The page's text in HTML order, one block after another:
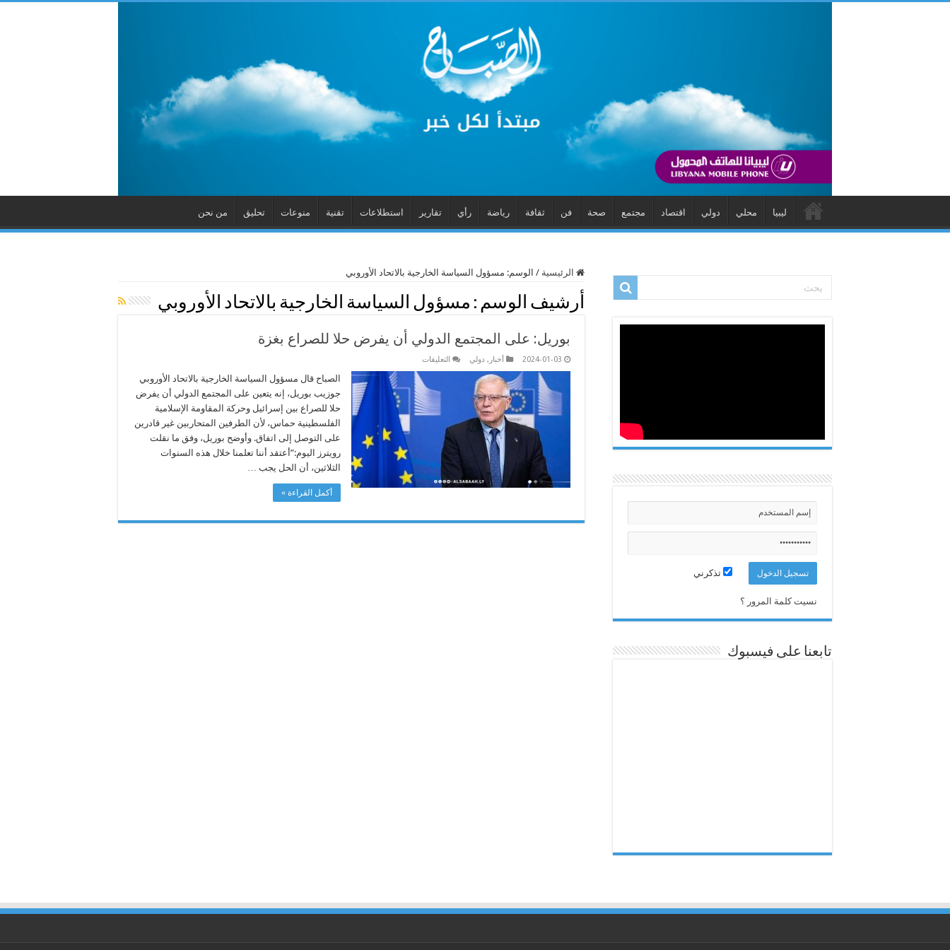
ليبيا محلي دولي اقتصاد مجتمع صحة فن ثقافة رياضة رأي تقارير استطلاعات تقنية منوعات تحليق من نحن
الرئيسية / الوسم: مسؤول السياسة الخارجية بالاتحاد الأوروبي
أرشيف الوسم : مسؤول السياسة الخارجية بالاتحاد الأوروبي
بوريل: على المجتمع الدولي أن يفرض حلا للصراع بغزة
2024-01-03 أخبار , دولي التعليقات
على
المجتمع
الدولي
أن
يفرض
للصراع
مغلقة
الصباح قال مسؤول السياسة الخارجية بالاتحاد الأوروبي
جوزيب بوريل، إنه يتعين على المجتمع الدولي أن يفرض
حلا للصراع بين إسرائيل وحركة المقاومة الإسلامية
الفلسطينية حماس، لأن الطرفين المتحاربين غير قادرين
على التوصل إلى اتفاق. وأوضح بوريل، وفق ما نقلت
رويترز اليوم:”أعتقد أننا تعلمنا خلال هذه السنوات
الثلاثين، أن الحل يجب …
أكمل القراءة »
تذكرني
نسيت كلمة المرور ؟
تابعنا على فيسبوك